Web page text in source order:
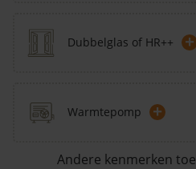
Dubbelglas of HR++ +
Warmtepomp +
Andere kenmerken